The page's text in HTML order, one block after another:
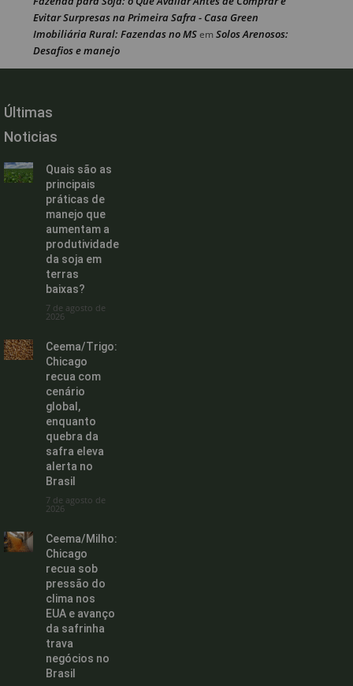
Evitar Surpresas na Primeira Safra - Casa Green
Imobiliária Rural: Fazendas no MSem Solos Arenosos:
Desafios e manejo
Últimas
Noticias
Quais são as
principais
práticas de
manejo que
aumentam a
produtividade
da soja em
terras
baixas?
7 de agosto de
2026
Ceema/Trigo:
Chicago
recua com
cenário
global,
enquanto
quebra da
safra eleva
alerta no
Brasil
7 de agosto de
2026
Ceema/Milho:
Chicago
recua sob
pressão do
clima nos
EUA e avanço
da safrinha
trava
negócios no
Brasil